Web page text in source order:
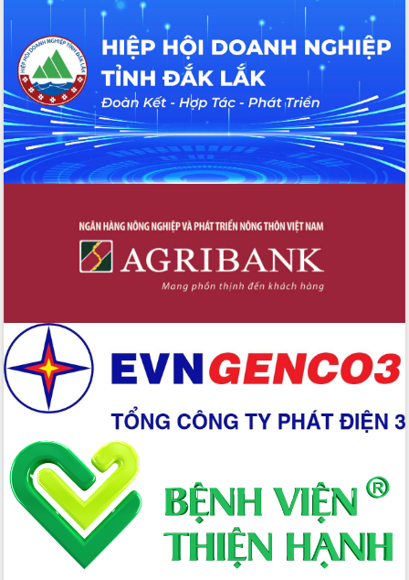
Xã Ea H'leo giữ vững và nâng cao chất
lượng các tiêu chí nông thôn mới
Công bố quyết định của Ban Thường
vụ Tỉnh ủy về công tác cán bộ
Nâng cao trách nhiệm người đứng
đầu, phát huy tinh thần chủ động,
sáng tạo để đảm bảo tiến độ giải ngân
vốn đầu tư công năm 2025
Sở Công Thương đột phá số hóa 100%
Đảm bảo công tác bầu cử triển khai
đúng tiến độ, quy trình theo luật định
Ban Tuyên giáo và Dân vận Trung ương
tập huấn công tác khoa giáo năm 2025
Đắk Lắk hưởng ứng Ngày Pháp luật
Việt Nam 2025 và biểu dương 25 tập
thể, cá nhân tiêu biểu
Hội nghị lần thứ nhất Ban Chỉ đạo
công tác bầu cử tỉnh Đắk Lắk
Hội nghị UBND tỉnh thường kỳ tháng
10 năm 2025
Kỳ họp chuyên đề lần thứ Ba, HĐND
tỉnh khóa X
Bí thư Tỉnh ủy Lương Nguyễn Minh
Triết kiểm tra việc thực hiện chống
khai thác IUU
Hội thảo chuyên đề “Hành trình xuất